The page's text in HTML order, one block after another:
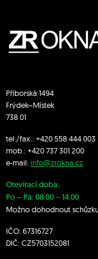
Příborská 1494
Frýdek–Místek
738 01
tel./fax.: +420 558 444 003
mob.: +420 737 301 200
e-mail: info@zrokna.cz
Otevírací doba:
Po – Pá: 08:00 – 14:00
Možno dohodnout
IČO: 67316727
DIČ: CZ5703152081